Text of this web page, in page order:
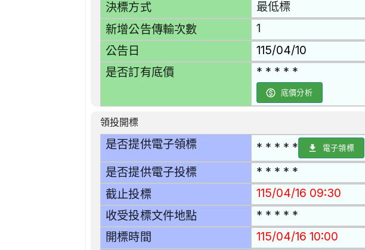
決標方式 最低標
新增公告傳輸次數 1
公告日 115/04/10
是否訂有底價 * * * * *
底價分析
領投開標
是否提供電子領標 * * * * * 電子領標
是否提供電子投標 * * * * *
截止投標 115/04/16 09:30
收受投標文件地點 * * * * *
開標時間 115/04/16 10:00